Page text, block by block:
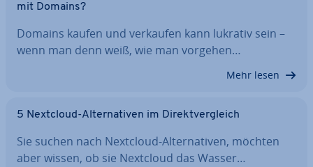
mit Domains?
Domains kaufen und verkaufen kann lukrativ sein –
wenn man denn weiß, wie man vorgehen…
Mehr lesen
5 Nextcloud-Al­ter­na­ti­ven im Di­rekt­ver­gleich
Sie suchen nach Nextcloud-Al­ter­na­ti­ven, möchten
aber wissen, ob sie Nextcloud das Wasser…